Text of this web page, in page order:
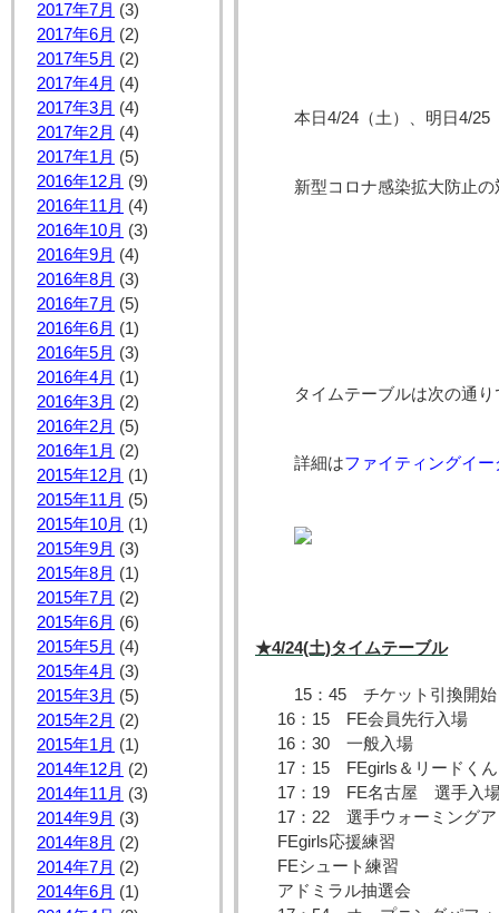
2017年7月 (3)
2017年6月 (2)
2017年5月 (2)
2017年4月 (4)
2017年3月 (4)
2017年2月 (4)
2017年1月 (5)
2016年12月 (9)
2016年11月 (4)
2016年10月 (3)
2016年9月 (4)
2016年8月 (3)
2016年7月 (5)
2016年6月 (1)
2016年5月 (3)
2016年4月 (1)
2016年3月 (2)
2016年2月 (5)
2016年1月 (2)
2015年12月 (1)
2015年11月 (5)
2015年10月 (1)
2015年9月 (3)
2015年8月 (1)
2015年7月 (2)
2015年6月 (6)
2015年5月 (4)
2015年4月 (3)
2015年3月 (5)
2015年2月 (2)
2015年1月 (1)
2014年12月 (2)
2014年11月 (3)
2014年9月 (3)
2014年8月 (2)
2014年7月 (2)
2014年6月 (1)
本日4/24（土）、明日4/25
新型コロナ感染拡大防止
タイムテーブルは次の通り
詳細はファイティングイ
★4/24(土)タイムテーブル
15：45 チケット引換開始
16：15 FE会員先行入場
16：30 一般入場
17：15 FEgirls＆リードく
17：19 FE名古屋 選手入
17：22 選手ウォーミングア
FEgirls応援練習
FEシュート練習
アドミラル抽選会